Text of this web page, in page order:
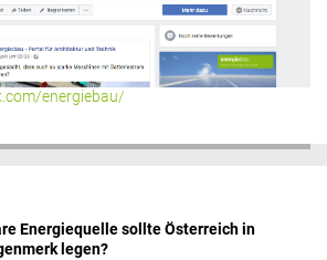
energiebau/
Energiequelle sollte Österreich in
legen?